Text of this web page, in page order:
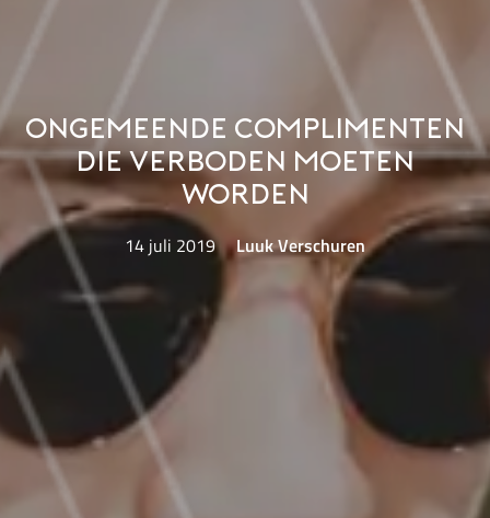
Ongemeende complimenten
die verboden moeten
worden
14 juli 2019 Luuk Verschuren